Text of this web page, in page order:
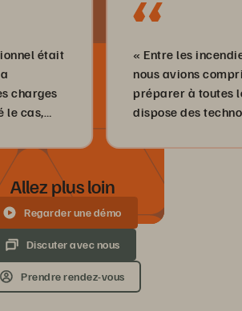
« Entre les incendies et
nous avions compris qu’il
préparer à toutes les
dispose des technologies
besoin pour mieux
assurer une restauration
soient les difficultés qui
Allez plus loin
Regarder une démo
Discuter avec nous
Prendre rendez-vous